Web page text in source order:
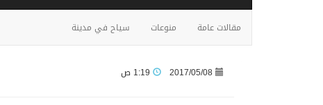
مقالات عامة منوعات سياح في مدينة
2017/05/08